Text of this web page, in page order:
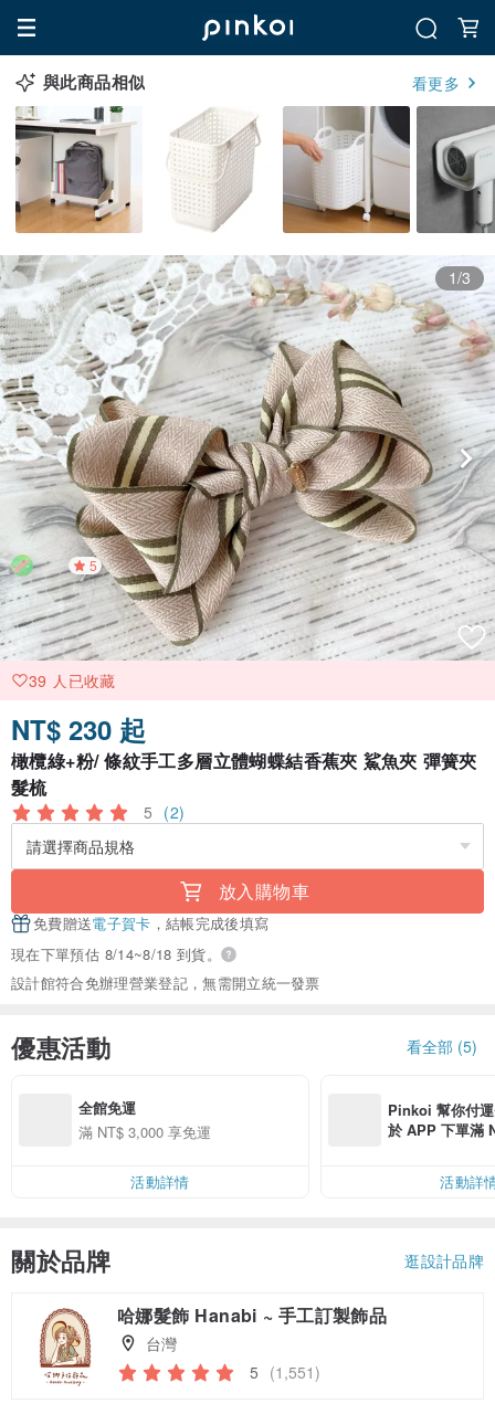
與此商品相似 看更多
1/3
5
39 人已收藏
NT$ 230 起
橄欖綠+粉/ 條紋手工多層立體蝴蝶結香蕉夾 鯊魚夾 彈簧夾
髮梳
5 (2)
放入購物車
免費贈送電子賀卡 ，結帳完成後填寫
現在下單預估 8/14~8/18 到貨。
設計館符合免辦理營業登記，無需開立統一發票
優惠活動 看全部 (5)
全館免運
滿 NT$ 3,000 享免運
活動詳情
Pinkoi 幫你付
於 APP 下單滿
活動詳
關於品牌 逛設計品牌
哈娜髮飾 Hanabi ~ 手工訂製飾品
台灣
5 (1,551)